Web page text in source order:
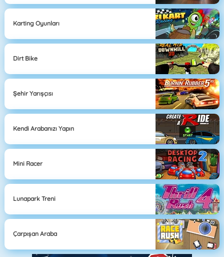
Karting Oyunları
Dirt Bike
Şehir Yarışçısı
Kendi Arabanızı Yapın
Mini Racer
Lunapark Treni
Çarpışan Araba